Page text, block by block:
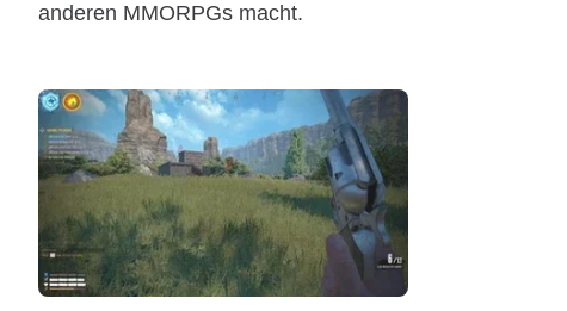
anderen MMORPGs macht.